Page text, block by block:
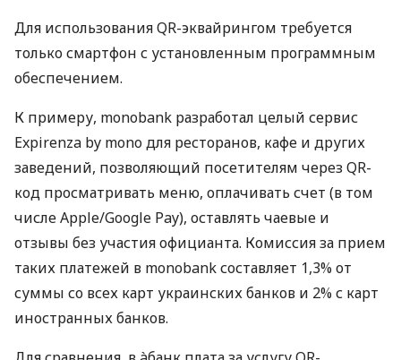
Для использования QR-эквайрингом требуется
только смартфон с установленным программным
обеспечением.
К примеру, monobank разработал целый сервис
Expirenza by mono для ресторанов, кафе и других
заведений, позволяющий посетителям через QR-
код просматривать меню, оплачивать счет (в том
числе Apple/Google Pay), оставлять чаевые и
отзывы без участия официанта. Комиссия за прием
таких платежей в monobank составляет 1,3% от
суммы со всех карт украинских банков и 2% с карт
иностранных банков.